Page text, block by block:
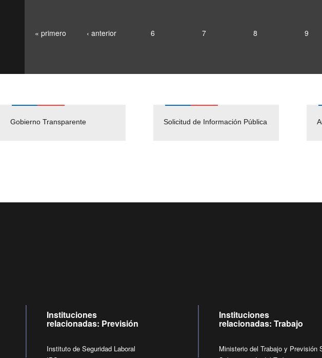
« primero ‹ anterior 6 7 8 9
Gobierno Transparente Solicitud de Información Pública
Pago Proveedores
Empleos Públicos
Instituciones
relacionadas: Previsión
Instituto de Seguridad Laboral
Instituciones
relacionadas: Trabajo
Ministerio del Trabajo y Previsión